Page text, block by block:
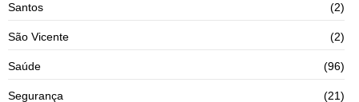
Santos (2)
São Vicente (2)
Saúde (96)
Segurança (21)